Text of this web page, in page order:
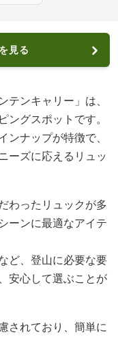
見る
テンキャリー」は、
ングスポットです。
ンナップが特徴で、
ーズに応えるリュッ
わったリュックが多
ーンに最適なアイテ
ど、登山に必要な要
安心して選ぶことが
されており、簡単に